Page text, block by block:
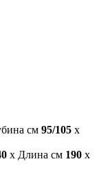
см 95/105 x
x Длина см 190 x